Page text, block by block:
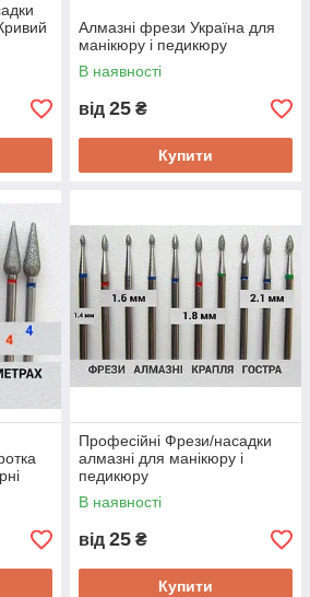
Алмазні фрези Україна для
манікюру і педикюру
В наявності
від 25 ₴
Купити
Професійні Фрези/насадки
алмазні для манікюру і
педикюру
В наявності
від 25 ₴
Купити